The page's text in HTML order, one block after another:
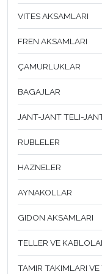
VITES AKSAMLARI
FREN AKSAMLARI
ÇAMURLUKLAR
BAGAJLAR
JANT-JANT TELI-
RUBLELER
HAZNELER
AYNAKOLLAR
GIDON AKSAMLARI
TELLER VE
TAMIR TAKIMLARI VE